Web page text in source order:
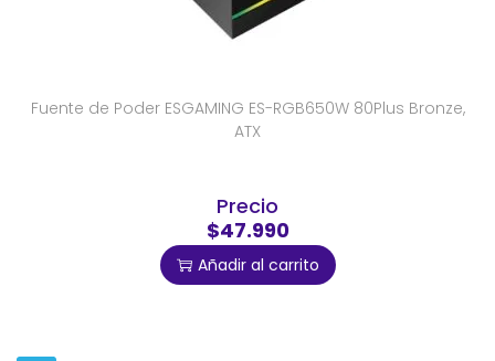
Fuente de Poder ESGAMING ES-RGB650W 80Plus Bronze,
ATX
Precio
$47.990
Añadir al carrito